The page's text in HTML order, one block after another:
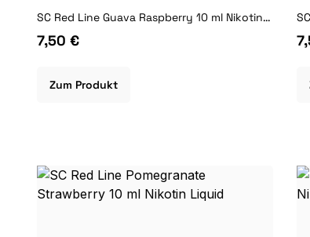
SC Red Line Guava Raspberry 10 ml Nikotin Liquid
7,50 €
Zum Produkt